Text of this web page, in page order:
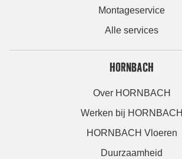
Montageservice
Alle services
HORNBACH
Over HORNBACH
Werken bij HORNBACH
HORNBACH Vloeren
Duurzaamheid